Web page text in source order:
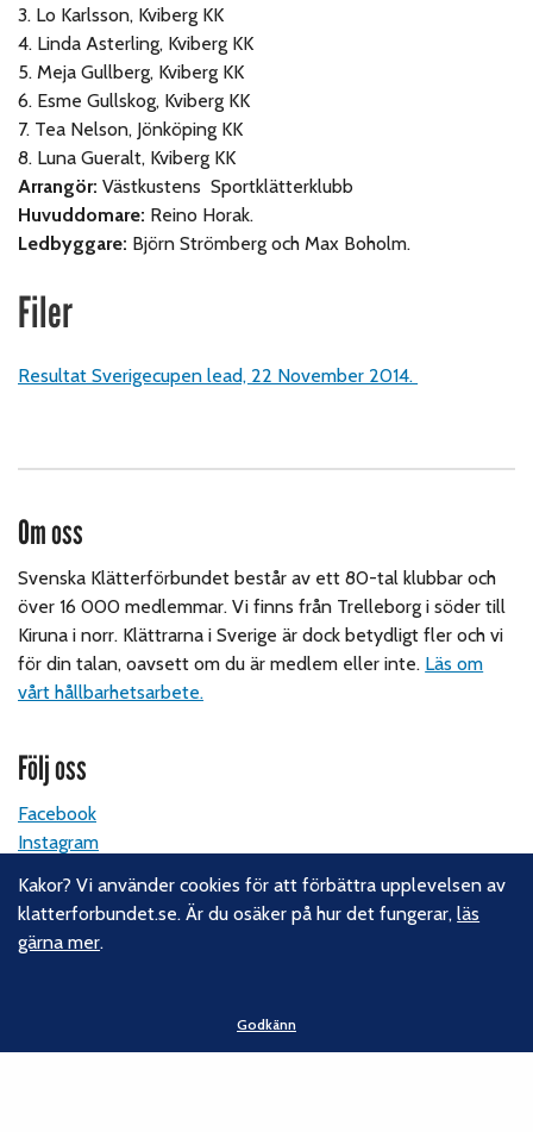
3. Lo Karlsson, Kviberg KK
4. Linda Asterling, Kviberg KK
5. Meja Gullberg, Kviberg KK
6. Esme Gullskog, Kviberg KK
7. Tea Nelson, Jönköping KK
8. Luna Gueralt, Kviberg KK
Arrangör: Västkustens Sportklätterklubb
Huvuddomare: Reino Horak.
Ledbyggare: Björn Strömberg och Max Boholm.
Filer
Resultat Sverigecupen lead, 22 November 2014.
Om oss
Svenska Klätterförbundet består av ett 80-tal klubbar och
över 16 000 medlemmar. Vi finns från Trelleborg i söder till
Kiruna i norr. Klättrarna i Sverige är dock betydligt fler och vi
för din talan, oavsett om du är medlem eller inte. Läs om
vårt hållbarhetsarbete.
Följ oss
Facebook
Instagram
Nyhetsbrev
Gotlandsgatan 46
Kakor? Vi använder cookies för att förbättra upplevelsen av
klatterforbundet.se. Är du osäker på hur det fungerar,läs
gärna mer.
Godkänn